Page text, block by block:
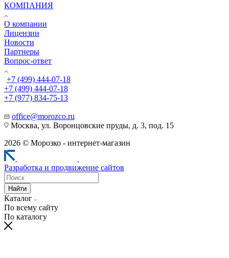
КОМПАНИЯ
О компании
Лицензии
Новости
Партнеры
Вопрос-ответ
+7 (499) 444-07-18
+7 (499) 444-07-18
+7 (977) 834-75-13
office@morozco.ru
Москва, ул. Воронцовские пруды, д. 3, под. 15
2026 © Морозко - интернет-магазин
Разработка и продвижение сайтов
Найти
Каталог
По всему сайту
По каталогу